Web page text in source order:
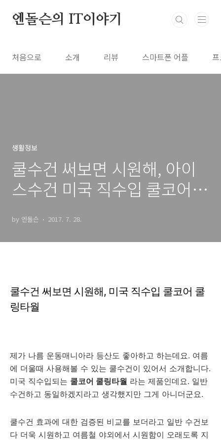
엔돌슨의 IT이야기
처음으로 소개 리뷰 스마트폰 어플
생활정보
쿨수건 써보면 시원해, 아이
스수건 미국 직수입 쿨코어
by 엔돌슨 2017. 7. 28.
쿨수건 써보면 시원해, 미국 직수입 쿨코어 쿨
링타월
제가 나름 운동매니아라 등산도 좋아하고 하는데요. 여름
에 더울때 사용해볼 수 있는 쿨수건이 있어서 소개합니다.
미국 직수입되는 쿨코어 쿨링타월 라는 제품인데요. 일반
수건하고 동일하겠지라고 생각했지만 그게 아니더군요.
쿨수건 효과에 대한 검증된 비교를 보더라고 일반 수건보
다 더욱 시원하고 여름철 야외에서 시원함이 오래도록 지